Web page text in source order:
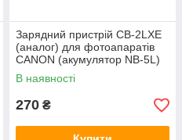
Зарядний пристрій CB-2LXE
(аналог) для фотоапаратів
CANON (акумулятор NB-5L)
В наявності
270 ₴